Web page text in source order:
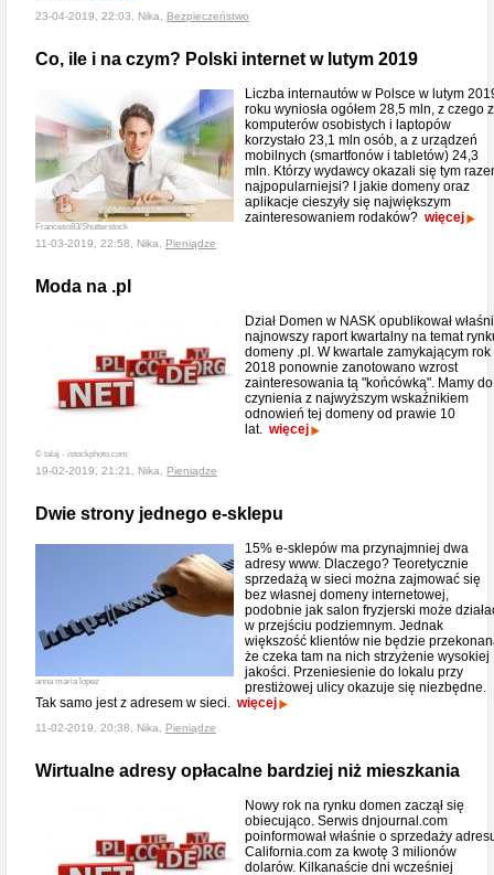
23-04-2019, 22:03, Nika, Bezpieczeństwo
Co, ile i na czym? Polski internet w lutym 2019
Franceso83/Shutterstock
Liczba internautów w Polsce w lutym
roku wyniosła ogółem 28,5 mln, z czego z
komputerów osobistych i laptopów
korzystało 23,1 mln osób, a z urządzeń
mobilnych (smartfonów i tabletów) 24,3
mln. Którzy wydawcy okazali się tym
najpopularniejsi? I jakie domeny oraz
aplikacje cieszyły się największym
zainteresowaniem rodaków? więcej
11-03-2019, 22:58, Nika, Pieniądze
Moda na .pl
© talaj - istockphoto.com
Dział Domen w NASK opublikował
najnowszy raport kwartalny na temat
domeny .pl. W kwartale zamykającym rok
2018 ponownie zanotowano wzrost
zainteresowania tą "końcówką". Mamy do
czynienia z najwyższym wskaźnikiem
odnowień tej domeny od prawie 10
lat. więcej
19-02-2019, 21:21, Nika, Pieniądze
Dwie strony jednego e-sklepu
anna maria lopez
15% e-sklepów ma przynajmniej dwa
adresy www. Dlaczego? Teoretycznie
sprzedażą w sieci można zajmować się
bez własnej domeny internetowej,
podobnie jak salon fryzjerski może
w przejściu podziemnym. Jednak
większość klientów nie będzie
że czeka tam na nich strzyżenie wysokiej
jakości. Przeniesienie do lokalu przy
prestiżowej ulicy okazuje się niezbędne.
Tak samo jest z adresem w sieci. więcej
11-02-2019, 20:38, Nika, Pieniądze
Wirtualne adresy opłacalne bardziej niż mieszkania
Nowy rok na rynku domen zaczął się
obiecująco. Serwis dnjournal.com
poinformował właśnie o sprzedaży
California.com za kwotę 3 milionów
dolarów. Kilkanaście dni wcześniej